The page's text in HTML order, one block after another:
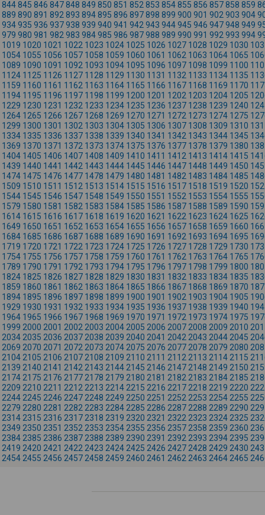
844845 846 847848 849 850 851 852 853 854855 856 857858 859
889 890 891 892 893 894895 896 897898 899 900 901 902 903 904
934935 936 937938 939 940 941 942 943 944945 946 947948 949
979 980 981 982 983 984985 986 987988 989 990 991 992 993 994
1019 1020 1021 1022 1023 1024 1025 1026 1027 1028 1029 1030
1054 1055 1056 1057 1058 1059 1060 1061 1062 1063 1064 1065
1089 1090 1091 1092 1093 1094 1095 1096 1097 1098 1099 1100
1124 1125 1126 1127 1128 1129 1130 1131 1132 1133 1134 1135
1159 1160 1161 1162 1163 1164 1165 1166 1167 1168 1169 1170
1194 1195 1196 1197 1198 1199 1200 1201 1202 1203 1204 1205
1229 1230 1231 1232 1233 1234 1235 1236 1237 1238 1239 1240
1264 1265 1266 1267 1268 1269 1270 1271 1272 1273 1274 1275
1299 1300 1301 1302 1303 1304 1305 1306 1307 1308 1309 1310
1334 1335 1336 1337 1338 1339 1340 1341 1342 1343 1344 1345
1369 1370 1371 1372 1373 1374 1375 1376 1377 1378 1379 1380
1404 1405 1406 1407 1408 1409 1410 1411 1412 1413 1414 1415
1439 1440 1441 1442 1443 1444 1445 1446 1447 1448 1449 1450
1474 1475 1476 1477 1478 1479 1480 1481 1482 1483 1484 1485
1509 1510 1511 1512 1513 1514 1515 1516 1517 1518 1519 1520
1544 1545 1546 1547 1548 1549 1550 1551 1552 1553 1554 1555
1579 1580 1581 1582 1583 1584 1585 1586 1587 1588 1589 1590
1614 1615 1616 1617 1618 1619 1620 1621 1622 1623 1624 1625
1649 1650 1651 1652 1653 1654 1655 1656 1657 1658 1659 1660
1684 1685 1686 1687 1688 1689 1690 1691 1692 1693 1694 1695
1719 1720 1721 1722 1723 1724 1725 1726 1727 1728 1729 1730
1754 1755 1756 1757 1758 1759 1760 1761 1762 1763 1764 1765
1789 1790 1791 1792 1793 1794 1795 1796 1797 1798 1799 1800
1824 1825 1826 1827 1828 1829 1830 1831 1832 1833 1834 1835
1859 1860 1861 1862 1863 1864 1865 1866 1867 1868 1869 1870
1894 1895 1896 1897 1898 1899 1900 1901 1902 1903 1904 1905
1929 1930 1931 1932 1933 1934 1935 1936 1937 1938 1939 1940
1964 1965 1966 1967 1968 1969 1970 1971 1972 1973 1974 1975
1999 2000 2001 2002 2003 2004 2005 2006 2007 2008 2009 2010
2034 2035 2036 2037 2038 2039 2040 2041 2042 2043 2044 2045
2069 2070 2071 2072 2073 2074 2075 2076 2077 2078 2079 2080
2104 2105 2106 2107 2108 2109 2110 2111 2112 2113 2114 2115
2139 2140 2141 2142 2143 2144 2145 2146 2147 2148 2149 2150
2174 2175 2176 2177 2178 2179 2180 2181 2182 2183 2184 2185
2209 2210 2211 2212 2213 2214 2215 2216 2217 2218 2219 2220
2244 2245 2246 2247 2248 2249 2250 2251 2252 2253 2254 2255
2279 2280 2281 2282 2283 2284 2285 2286 2287 2288 2289 2290
2314 2315 2316 2317 2318 2319 2320 2321 2322 2323 2324 2325
2349 2350 2351 2352 2353 2354 2355 2356 2357 2358 2359 2360
2384 2385 2386 2387 2388 2389 2390 2391 2392 2393 2394 2395
2419 2420 2421 2422 2423 2424 2425 2426 2427 2428 2429 2430
2454 2455 2456 2457 2458 2459 2460 2461 2462 2463 2464 2465